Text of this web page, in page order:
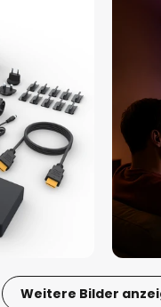
Weitere Bilder